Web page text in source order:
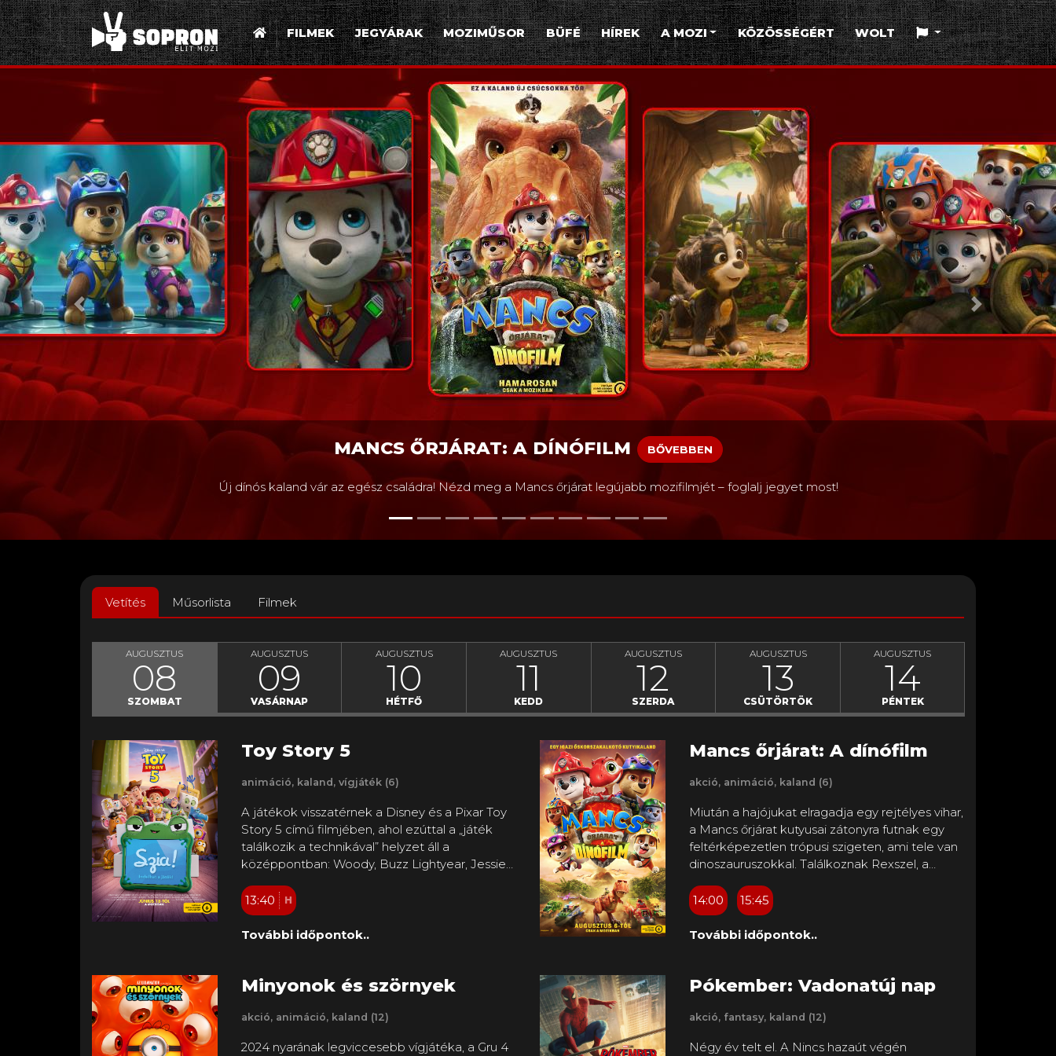
FILMEK JEGYÁRAK MOZIMŰSOR BÜFÉ HÍREK A MOZI KÖZÖSSÉGÉRT WOLT
MANCS ŐRJÁRAT: A DÍNÓFILM BŐVEBBEN
Új dínós kaland vár az egész családra! Nézd meg a Mancs őrjárat legújabb mozifilmjét – foglalj jegyet most!
Előző Következő
KULTIK
MOZI
HONLAP
Vetítés Műsorlista Filmek
AUGUSZTUS
08
SZOMBAT
AUGUSZTUS
09
VASÁRNAP
AUGUSZTUS
10
HÉTFŐ
AUGUSZTUS
11
KEDD
AUGUSZTUS
12
SZERDA
AUGUSZTUS
13
CSÜTÖRTÖK
AUGUSZTUS
14
PÉNTEK
Toy Story 5
animáció, kaland, vígjáték (6)
A játékok visszatérnek a Disney és a Pixar Toy
Story 5 című filmjében, ahol ezúttal a „játék
találkozik a technikával” helyzet áll a
középpontban: Woody, Buzz Lightyear, Jessie
szembesülnek a gyerekeket ma leginkább
lekötő elektronikai eszközökkel, köztük egy új
táblagéppel, Lilypaddel, akinek saját
13:40 H
További időpontok..
Mancs őrjárat: A dínófilm
akció, animáció, kaland (6)
Miután a hajójukat elragadja egy rejtélyes vihar,
a Mancs őrjárat kutyusai zátonyra futnak egy
feltérképezetlen trópusi szigeten, ami tele van
dinoszauruszokkal. Találkoznak Rexszel, a
szakértő lett minden dínókkal kapcsolatos
dologban. Amikor a Mancs őrjárat ősellensége,
Humdinger felelőtlen bányászatba kezd annak
hatalmas alvó vulkán kitörését idézi elő. A
kockázatos, dínóméretű mentőakció hárul,
14:00 15:45
További időpontok..
Minyonok és szörnyek
akció, animáció, kaland (12)
2024 nyarának legviccesebb vígjátéka, a Gru 4
Pókember: Vadonatúj nap
akció, fantasy, kaland (12)
Négy év telt el. A Nincs hazaút végén